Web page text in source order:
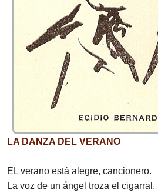
LA DANZA DEL VERANO
EL verano está alegre, cancionero.
La voz de un ángel troza el cigarral.